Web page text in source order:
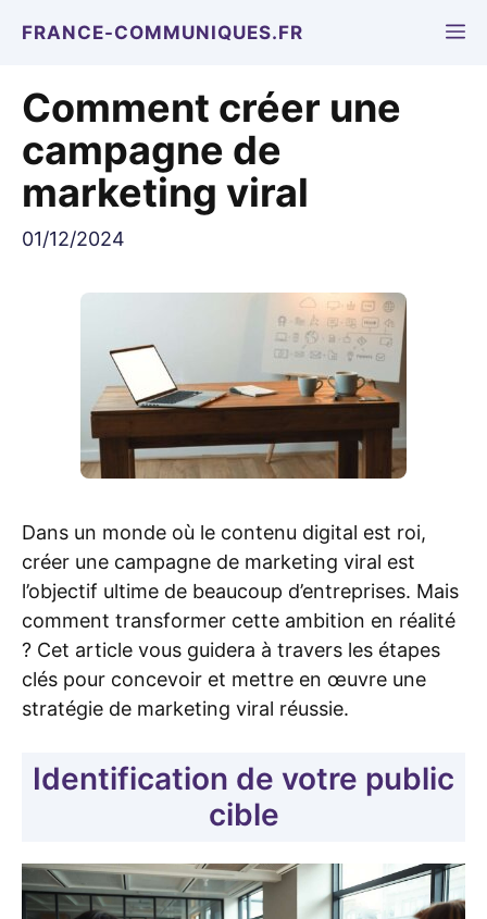
FRANCE-COMMUNIQUES.FR
Comment créer une
campagne de
marketing viral
01/12/2024
Dans un monde où le contenu digital est roi,
créer une campagne de marketing viral est
l’objectif ultime de beaucoup d’entreprises. Mais
comment transformer cette ambition en réalité
? Cet article vous guidera à travers les étapes
clés pour concevoir et mettre en œuvre une
stratégie de marketing viral réussie.
Identification de votre public
cible